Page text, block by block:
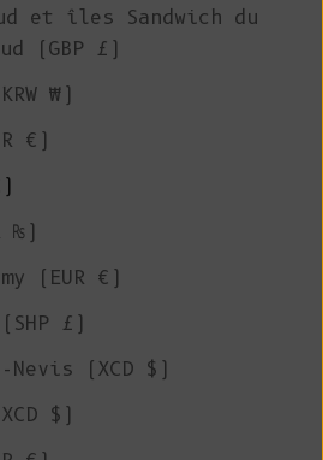
et îles Sandwich du
(GBP £)
₩)
€)
₨)
(EUR €)
£)
(XCD $)
$)